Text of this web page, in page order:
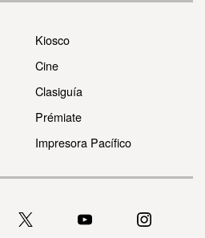
Kiosco
Cine
Clasiguía
Prémiate
Impresora Pacífico